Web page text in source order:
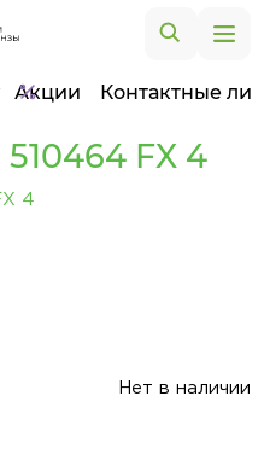
Акции Контактные
FX 4
Нет в наличии